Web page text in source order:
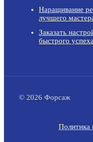
Наращивание
лучшего
Заказать
быстрого
© 2026 Форсаж
Политика